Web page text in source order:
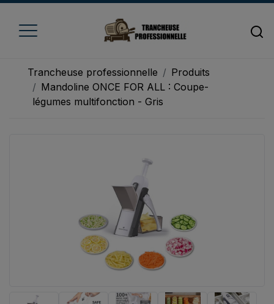
Accueil
Trancheuse à légume
Trancheuse électrique
Trancheuse professionnelle
Produits
Mandoline ONCE FOR ALL : Coupe-
légumes multifonction - Gris